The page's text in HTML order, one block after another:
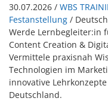
30.07.2026 / WBS
Festanstellung /
Werde Lernbegleiter:in
Content Creation &
Vermittele praxisnah
Technologien im
innovative
Deutschland.